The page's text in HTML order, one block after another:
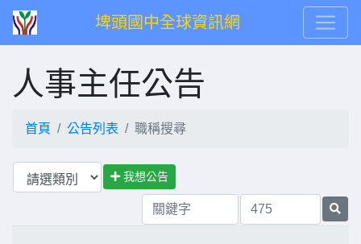
埤頭國中全球資訊網
人事主任公告
首頁 公告列表 職稱搜尋
我想公告